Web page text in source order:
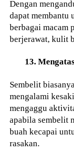
Dengan
dapat membantu
berbagai macam
berjerawat, kulit
13.
Sembelit
mengalami
mengaggu
apabila sembelit
buah kecapai
rasakan.